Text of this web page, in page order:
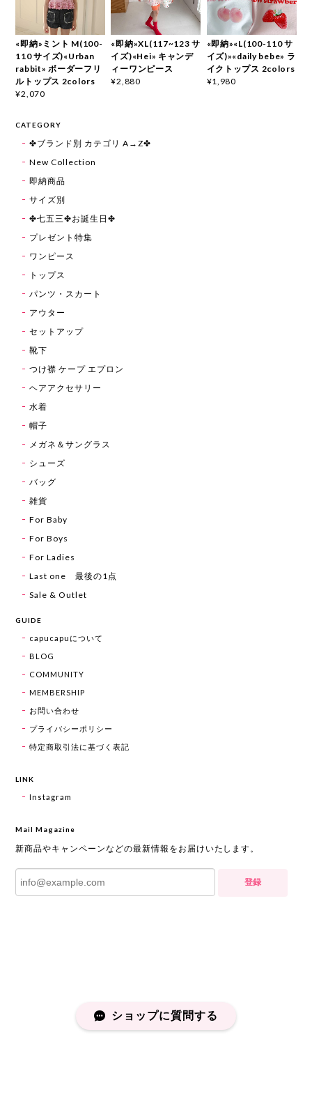
«即納»ミント M(100-
110 サイズ)«Urban
rabbit» ボーダーフリ
ルトップス 2colors
¥2,070
«即納»XL(117~123 サ
イズ)«Hei» キャンデ
ィーワンピース
¥2,880
«即納»«L(100-110 サ
イズ)»«daily bebe» ラ
イクトップス 2colors
¥1,980
CATEGORY
✤ブランド別 カテゴリ A→Z✤
New Collection
即納商品
サイズ別
✤七五三✤お誕生日✤
プレゼント特集
ワンピース
トップス
パンツ・スカート
アウター
セットアップ
靴下
つけ襟 ケープ エプロン
ヘアアクセサリー
水着
帽子
メガネ＆サングラス
シューズ
バッグ
雑貨
For Baby
For Boys
For Ladies
Last one 最後の1点
Sale & Outlet
GUIDE
capucapuについて
BLOG
COMMUNITY
MEMBERSHIP
お問い合わせ
プライバシーポリシー
特定商取引法に基づく表記
LINK
Instagram
Mail Magazine
新商品やキャンペーンなどの最新情報をお届けいたします。
登録
ショップに質問する